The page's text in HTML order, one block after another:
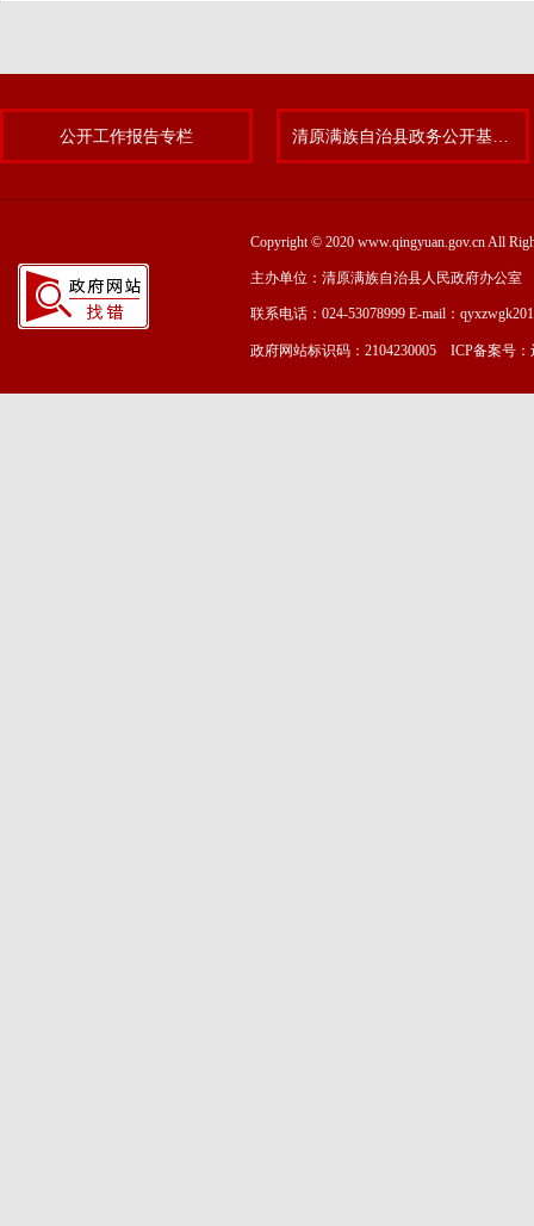
公开工作报告专栏
Copyright © 2020 www.qingyuan.gov.cn All
主办单位：清原满族自治县人民政府办公室
联系电话：024-53078999 E-mail：
政府网站标识码：2104230005 ICP备案号：